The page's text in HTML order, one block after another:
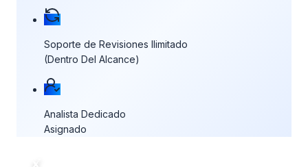
Soporte de Revisiones Ilimitado
(Dentro Del Alcance)
Analista Dedicado
Asignado